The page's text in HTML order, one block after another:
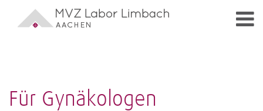
Für Gynäkologen